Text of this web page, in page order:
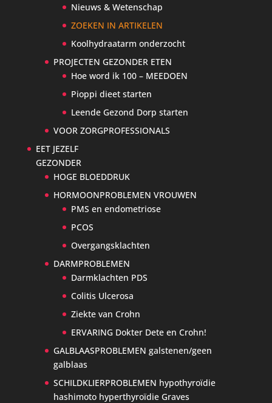
Nieuws & Wetenschap
ZOEKEN IN ARTIKELEN
Koolhydraatarm onderzocht
PROJECTEN GEZONDER ETEN
Hoe word ik 100 – MEEDOEN
Pioppi dieet starten
Leende Gezond Dorp starten
VOOR ZORGPROFESSIONALS
EET JEZELF
GEZONDER
HOGE BLOEDDRUK
HORMOONPROBLEMEN VROUWEN
PMS en endometriose
PCOS
Overgangsklachten
DARMPROBLEMEN
Darmklachten PDS
Colitis Ulcerosa
Ziekte van Crohn
ERVARING Dokter Dete en Crohn!
GALBLAASPROBLEMEN galstenen/geen
galblaas
SCHILDKLIERPROBLEMEN hypothyroïdie
hashimoto hyperthyroïdie Graves